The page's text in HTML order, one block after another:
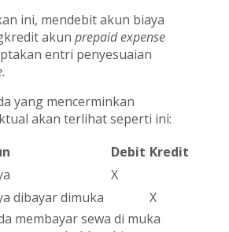
ini, mendebit akun biaya
akun prepaid expense
entri penyesuaian
yang mencerminkan
akan terlihat seperti ini:
Debit Kredit
X
dibayar dimuka
X
membayar sewa di muka